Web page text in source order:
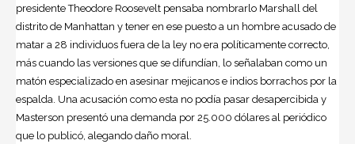
presidente Theodore Roosevelt pensaba nombrarlo Marshall del
distrito de Manhattan y tener en ese puesto a un hombre acusado de
matar a 28 individuos fuera de la ley no era políticamente correcto,
más cuando las versiones que se difundían, lo señalaban como un
matón especializado en asesinar mejicanos e indios borrachos por la
espalda. Una acusación como esta no podía pasar desapercibida y
Masterson presentó una demanda por 25.000 dólares al periódico
que lo publicó, alegando daño moral.